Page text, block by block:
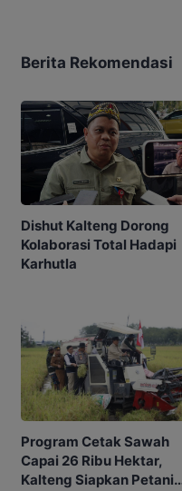
Berita Rekomendasi
Dishut Kalteng Dorong
Kolaborasi Total Hadapi
Karhutla
Program Cetak Sawah
Capai 26 Ribu Hektar,
Kalteng Siapkan Petani